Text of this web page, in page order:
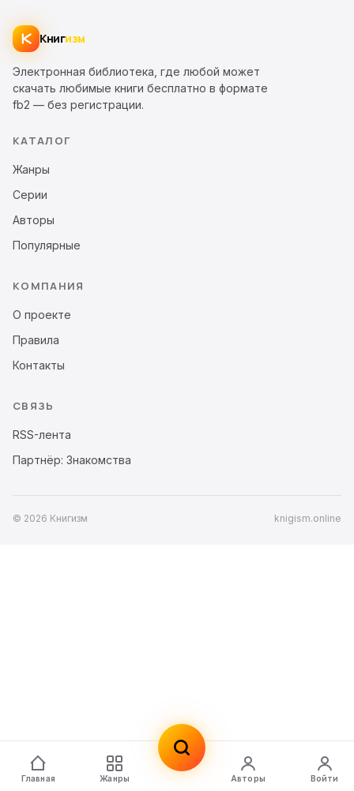
Главная Жанры Авторы Войти
Книгизм
Электронная библиотека, где любой может
скачать любимые книги бесплатно в формате
fb2 — без регистрации.
КАТАЛОГ
Жанры
Серии
Авторы
Популярные
КОМПАНИЯ
О проекте
Правила
Контакты
СВЯЗЬ
RSS-лента
Партнёр: Знакомства
© 2026 Книгизм knigism.online